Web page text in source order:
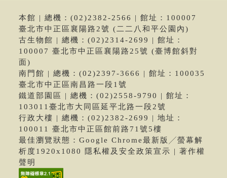
本館 | 總機：(02)2382-2566 | 館址：100007
臺北市中正區襄陽路2號 (二二八和平公園內)
古生物館 | 總機：(02)2314-2699 | 館址：
100007 臺北市中正區襄陽路25號 (臺博館斜對
面)
南門館 | 總機：(02)2397-3666 | 館址：100035
臺北市中正區南昌路一段1號
鐵道部園區 | 總機：(02)2558-9790 | 館址：
103011臺北市大同區延平北路一段2號
行政大樓 | 總機：(02)2382-2699 | 地址：
100011 臺北市中正區館前路71號5樓
最佳瀏覽狀態：Google Chrome最新版╱螢幕解
析度1920x1080 隱私權及安全政策宣示 | 著作權
聲明